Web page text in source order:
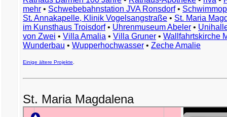
mehr • Schwebebahnstation JVA Ronsdorf•
St. Annakapelle, Klinik Vogelsangstraße • St. Maria
im Kunsthaus Troisdorf• Uhrenmuseum Abeler •
von Zwei • Villa Amalia • Villa Gruner • Wallfahrtskirche
Wunderbau • Wupperhochwasser • Zeche Amalie
Einige ältere Projekte
St. Maria Magdalena